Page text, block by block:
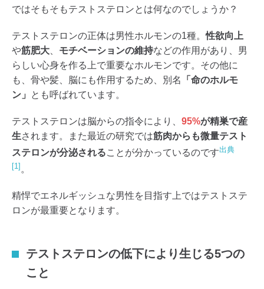
ではそもそもテストステロンとは何なのでしょうか？
テストステロンの正体は男性ホルモンの1種。性欲向上
や筋肥大 モチベーションの維持などの作用があり、男
らしい心身を作る上で重要なホルモンです。その他に
も、骨や髪、脳にも作用するため、別名
「命のホルモ
ン」
とも呼ばれています。
テストステロンは脳からの指令により、 95%が精巣で産
生されます。また最近の研究では筋肉からも微量テスト
ステロンが分泌されることが分かっているのです出典
[1] 。
精悍でエネルギッシュな男性を目指す上ではテストステ
ロンが最重要となります。
テストステロンの低下により生じる5つの
こと